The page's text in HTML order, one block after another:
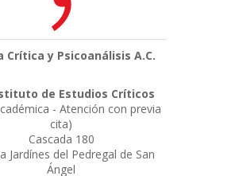
Crítica y Psicoanálisis A.C.
de Estudios Críticos
- Atención con previa
cita)
Cascada 180
Jardínes del Pedregal de San
Ángel